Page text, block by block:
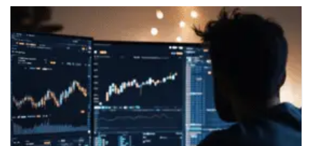
vào lĩnh vực bất động sản. Dự án này là...